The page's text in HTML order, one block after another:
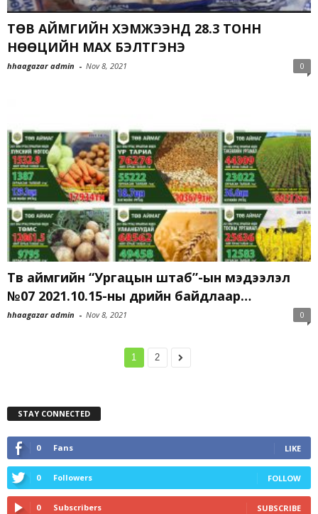
ТӨВ АЙМГИЙН ХЭМЖЭЭНД 28.3 ТОНН
НӨӨЦИЙН МАХ БЭЛТГЭНЭ
hhaagazar admin - Nov 8, 2021 0
Төв аймгийн “Ургацын штаб”-ын мэдээлэл
№07 2021.10.15-ны өдрийн байдлаар…
hhaagazar admin - Nov 8, 2021 0
1 2
STAY CONNECTED
0 Fans LIKE
0 Followers FOLLOW
0 Subscribers SUBSCRIBE